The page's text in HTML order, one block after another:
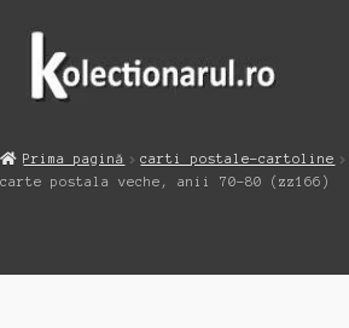
Sari
navigare
Sari
conținut
Magazin
Prima pagină carti postale-cartoline
carte postala veche, anii 70-80 (zz166)